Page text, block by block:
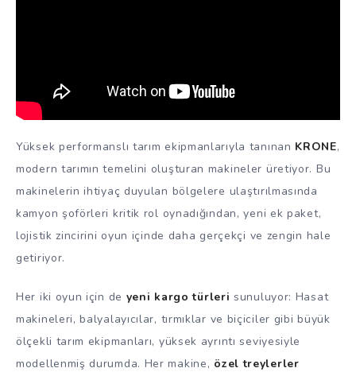
Yüksek performanslı tarım ekipmanlarıyla tanınan KRONE,
modern tarımın temelini oluşturan makineler üretiyor. Bu
makinelerin ihtiyaç duyulan bölgelere ulaştırılmasında
kamyon şoförleri kritik rol oynadığından, yeni ek paket,
lojistik zincirini oyun içinde daha gerçekçi ve zengin hale
getiriyor.
Her iki oyun için de yeni kargo türleri sunuluyor: Hasat
makineleri, balyalayıcılar, tırmıklar ve biçiciler gibi büyük
ölçekli tarım ekipmanları, yüksek ayrıntı seviyesiyle
modellenmiş durumda. Her makine, özel treylerler